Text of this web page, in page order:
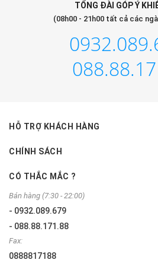
TỔNG ĐÀI GÓP Ý
(08h00 - 21h00 tất cả các
HỖ TRỢ KHÁCH HÀNG
CHÍNH SÁCH
CÓ THẮC MẮC ?
Bán hàng (7:30 - 22:00)
- 0932.089.679
- 088.88.171.88
Fax:
0888817188